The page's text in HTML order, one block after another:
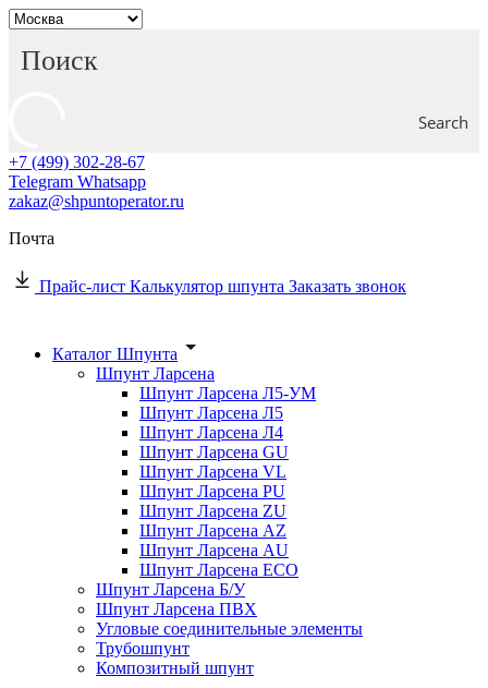
Search
+7 (499) 302-28-67
Telegram Whatsapp
zakaz@shpuntoperator.ru
Почта
Прайс-лист Калькулятор шпунта Заказать звонок
Каталог Шпунта
Шпунт Ларсена
Шпунт Ларсена Л5-УМ
Шпунт Ларсена Л5
Шпунт Ларсена Л4
Шпунт Ларсена GU
Шпунт Ларсена VL
Шпунт Ларсена PU
Шпунт Ларсена ZU
Шпунт Ларсена AZ
Шпунт Ларсена AU
Шпунт Ларсена ECO
Шпунт Ларсена Б/У
Шпунт Ларсена ПВХ
Угловые соединительные элементы
Трубошпунт
Композитный шпунт